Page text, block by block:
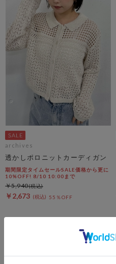
archives
透かしポロニットカーディガン
期間限定タイムセールSALE価格から更に
10%OFF! 8/10 10:00まで
￥2,673 55％OFF
￥5,940